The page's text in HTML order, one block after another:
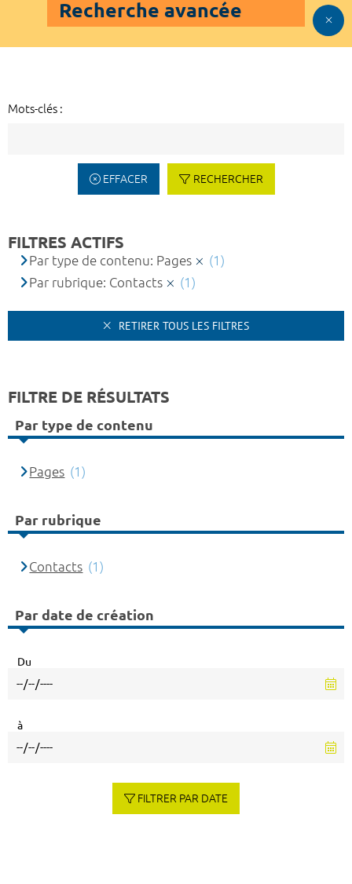
Recherche avancée
Mots-clés :
EFFACER RECHERCHER
FILTRES ACTIFS
Par type de contenu: Pages
(1)
Par rubrique: Contacts
(1)
RETIRER TOUS LES FILTRES
FILTRE DE RÉSULTATS
Par type de contenu
Pages (1)
Par rubrique
Contacts (1)
Par date de création
Du
à
FILTRER PAR DATE